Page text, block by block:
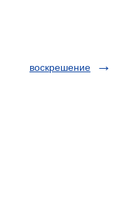
воскрешение